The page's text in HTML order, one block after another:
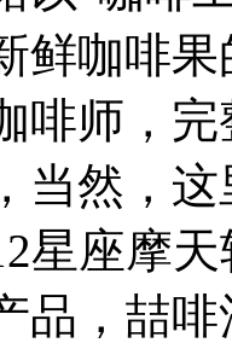
鲜咖啡
啡师，
当然，
星座摩
品，喆